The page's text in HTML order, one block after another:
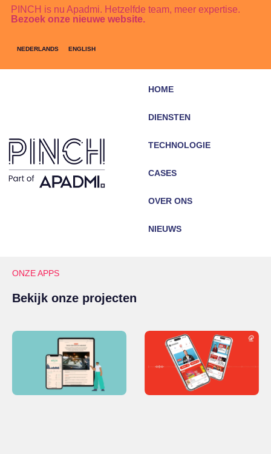
PINCH is nu Apadmi. Hetzelfde team, meer expertise.
Bezoek onze nieuwe website.
NEDERLANDS ENGLISH
HOME
DIENSTEN
TECHNOLOGIE
CASES
OVER ONS
NIEUWS
ONZE APPS
Bekijk onze projecten